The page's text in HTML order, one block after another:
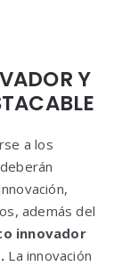
Y
a los
además del
innovador
La innovación